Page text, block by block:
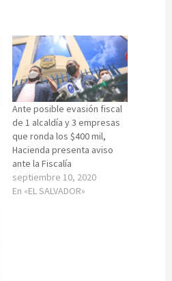
Ante posible evasión fiscal
de 1 alcaldía y 3 empresas
que ronda los $400 mil,
Hacienda presenta aviso
ante la Fiscalía
septiembre 10, 2020
En «EL SALVADOR»